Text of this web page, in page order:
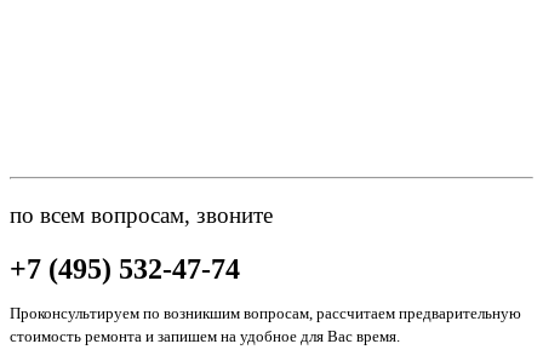
по всем вопросам, звоните
+7 (495) 532-47-74
Проконсультируем по возникшим вопросам, рассчитаем предварительную
стоимость ремонта и запишем на удобное для Вас время.